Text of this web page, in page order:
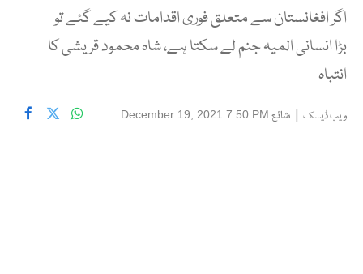
اگر افغانستان سے متعلق فوری اقدامات نہ کیے گئے تو
بڑا انسانی المیہ جنم لے سکتا ہے، شاہ محمود قریشی کا
انتباہ
ویب ڈیسک | شائع December 19, 2021 7:50 PM